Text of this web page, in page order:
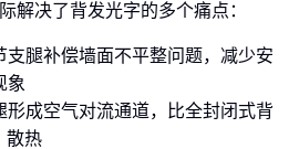
解决了背发光字的多个痛点：
支腿补偿墙面不平整问题，减少安
象
形成空气对流通道，比全封闭式背
散热